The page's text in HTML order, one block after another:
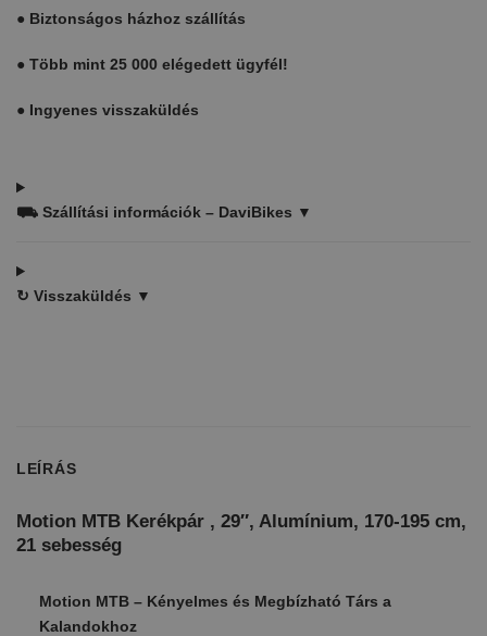
● Biztonságos házhoz szállítás
● Több mint 25 000 elégedett ügyfél!
● Ingyenes visszaküldés
⛟ Szállítási információk – DaviBikes ▼
↻ Visszaküldés ▼
LEÍRÁS
Motion MTB Kerékpár , 29″, Alumínium, 170-195 cm,
21 sebesség
Motion MTB – Kényelmes és Megbízható Társ a
Kalandokhoz